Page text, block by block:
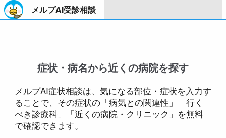
メルプAI受診相談
症状・病名から近くの病院を探す
メルプAI症状相談は、気になる部位・症状を入力す
ることで、その症状の「病気との関連性」「行く
べき診療科」「近くの病院・クリニック」を無料
で確認できます。